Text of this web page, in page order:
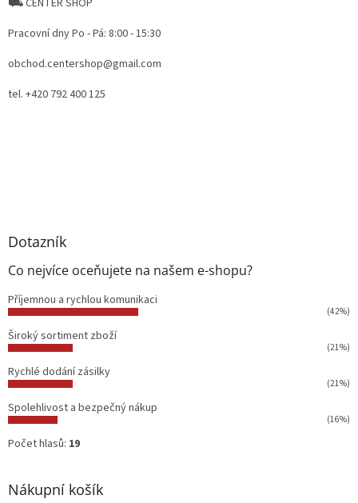
⛟ CENTER SHOP
Pracovní dny Po - Pá: 8:00 - 15:30
obchod.centershop@gmail.com
tel. +420 792 400 125
Dotazník
Co nejvíce oceňujete na našem e-shopu?
Příjemnou a rychlou komunikaci
(42%)
Široký sortiment zboží
(21%)
Rychlé dodání zásilky
(21%)
Spolehlivost a bezpečný nákup
(16%)
Počet hlasů: 19
Nákupní košík